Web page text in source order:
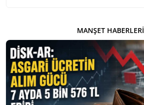
MANŞET HABERLERI